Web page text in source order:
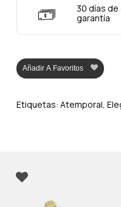
30 días
garantía
Añadir A Favoritos
Etiquetas: Atemporal